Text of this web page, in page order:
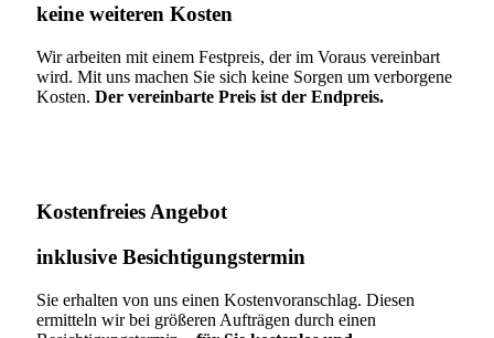
keine weiteren Kosten
Wir arbeiten mit einem Festpreis, der im Voraus vereinbart
wird. Mit uns machen Sie sich keine Sorgen um verborgene
Kosten. Der vereinbarte Preis ist der Endpreis.
Kostenfreies Angebot
inklusive Besichtigungstermin
Sie erhalten von uns einen Kostenvoranschlag. Diesen
ermitteln wir bei größeren Aufträgen durch einen